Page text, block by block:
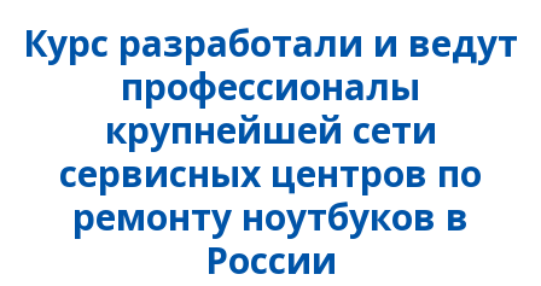
Курс разработали и ведут
профессионалы
крупнейшей сети
сервисных центров по
ремонту ноутбуков в
России